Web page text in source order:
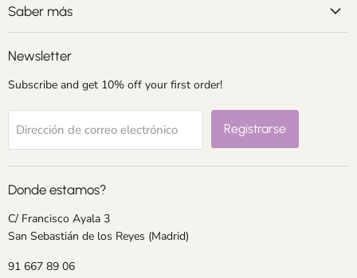
electrónico
Saber más
Newsletter
Subscribe and get 10% off your first order!
Dirección de correo electrónico Registrarse
Donde estamos?
C/ Francisco Ayala 3
San Sebastián de los Reyes (Madrid)
91 667 89 06